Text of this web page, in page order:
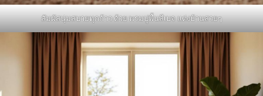
สัมผัสนุ่มสบายทุกก้าว ด้วย พรมปูพื้นสีเบจ แต่งบ้านสวยๆ